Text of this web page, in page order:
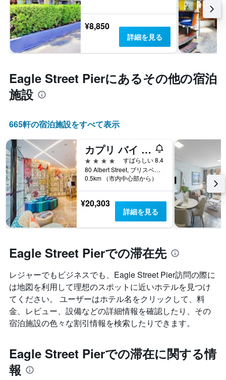
¥8,850
詳細を見る
Eagle Street Pier​にあるその他の宿泊
施設
665​軒の宿泊施設をすべて表示
カプリ バイ フレイザー ブリスベン
4つ星
すばらしい 8.4
80 Albert Street, ブリスベン, QLD, オーストラリア
0.5km （市内中心部から）
¥20,303
詳細を見る
Eagle Street Pierでの滞在先
レジャーでもビジネスでも、Eagle Street Pier​訪問の際に
は地図を利用して理想のスポットに近いホテルを見つけ
てください。 ユーザーはホテル名をクリックして、料
金、レビュー、設備などの詳細情報を確認したり、その
宿泊施設の色々な割引情報を検索したりできます。
Eagle Street Pierでの滞在に関する情
報